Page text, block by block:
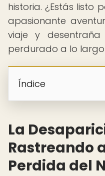
historia. ¿Estás listo
apasionante
viaje y
perdurado a lo largo
Índice
La
Rastreando
Perdida del